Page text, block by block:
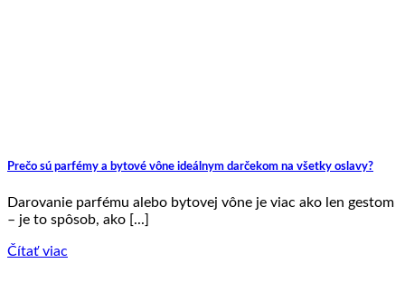
Prečo sú parfémy a bytové vône ideálnym darčekom na všetky oslavy?
Darovanie parfému alebo bytovej vône je viac ako len gestom
– je to spôsob, ako [...]
Čítať viac